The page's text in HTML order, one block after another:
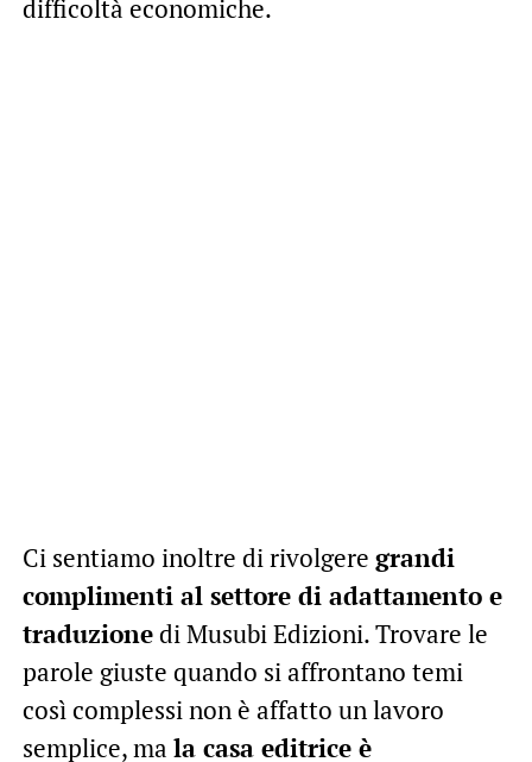
difficoltà economiche.
Ci sentiamo inoltre di rivolgere grandi
complimenti al settore di adattamento e
traduzionedi Musubi Edizioni. Trovare le
parole giuste quando si affrontano temi
così complessi non è affatto un lavoro
semplice, ma la casa editrice è